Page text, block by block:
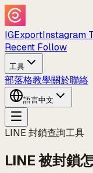
IGExportInstagram
Recent Follow
工具
部落格教學關於聯絡
語言中文
LINE 封鎖查詢工具
LINE 被封鎖